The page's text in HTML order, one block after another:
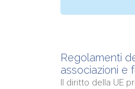
Regolamenti
associazioni e
Il diritto della UE